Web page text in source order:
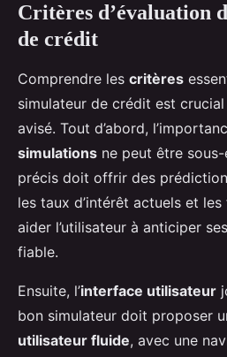
Critères d’évaluation
de crédit
Comprendre les critères
simulateur de crédit est
avisé. Tout d’abord,
simulations ne peut être
précis doit offrir des
les taux d’intérêt actuels et
aider l’utilisateur à anticiper
fiable.
Ensuite, l’interface utilisateur
bon simulateur doit proposer
utilisateur fluide, avec une